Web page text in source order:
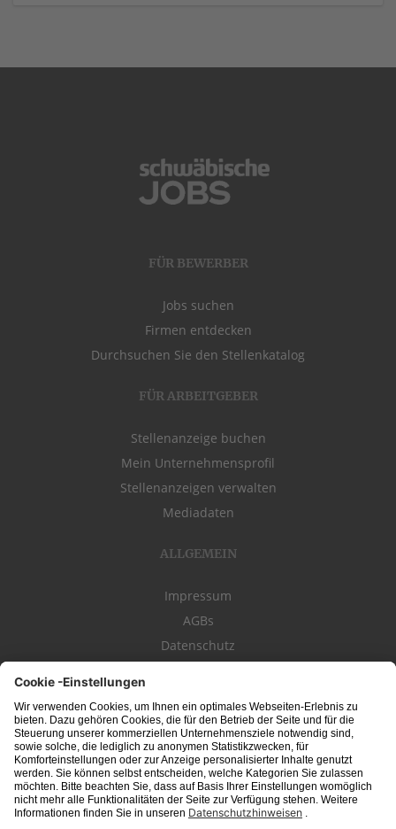
FÜR BEWERBER
Jobs suchen
Firmen entdecken
Durchsuchen Sie den Stellenkatalog
FÜR ARBEITGEBER
Stellenanzeige buchen
Mein Unternehmensprofil
Stellenanzeigen verwalten
Mediadaten
ALLGEMEIN
Impressum
AGBs
Datenschutz
schwäbischeJOBS - die Stellenbörse für die RegionBodensee, Schwaben,
Ostalbund Allgäu. Alle Jobs im Süden!